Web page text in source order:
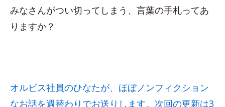
みなさんがつい切ってしまう、言葉の手札ってあ
りますか？
オルビス社員のひなたが、ほぼノンフィクション
なお話を週替わりでお送りします。次回の更新は3